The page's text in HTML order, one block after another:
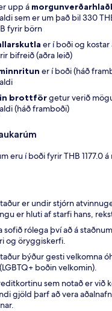
upp á
sem er um það bil 330
fyrir börn
er í boði og kostar
bifreið (aðra leið)
er í boði (háð
brottförgetur verið
(háð framboði)
eru í boði fyrir THB 1177.0
er undir stjórn
er hluti af starfi hans,
sofið rólega því að á
og öryggiskerfi.
býður gesti velkomna
boðin velkomin).
sem notað er við
gjöld þarf að vera